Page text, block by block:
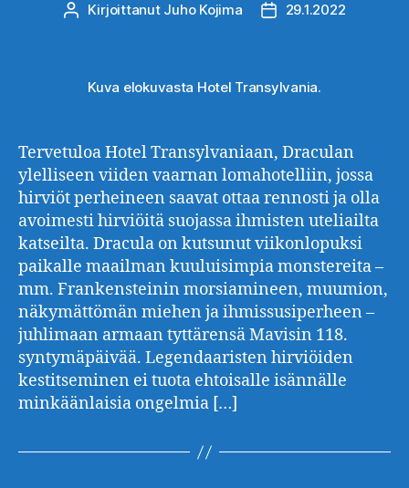
Kirjoittaja
Kirjoittanut Juho Kojima Julkaisupäivämäärä
29.1.2022
Kuva elokuvasta Hotel Transylvania.
Tervetuloa Hotel Transylvaniaan, Draculan
ylelliseen viiden vaarnan lomahotelliin, jossa
hirviöt perheineen saavat ottaa rennosti ja olla
avoimesti hirviöitä suojassa ihmisten uteliailta
katseilta. Dracula on kutsunut viikonlopuksi
paikalle maailman kuuluisimpia monstereita –
mm. Frankensteinin morsiamineen, muumion,
näkymättömän miehen ja ihmissusiperheen –
juhlimaan armaan tyttärensä Mavisin 118.
syntymäpäivää. Legendaaristen hirviöiden
kestitseminen ei tuota ehtoisalle isännälle
minkäänlaisia ongelmia […]